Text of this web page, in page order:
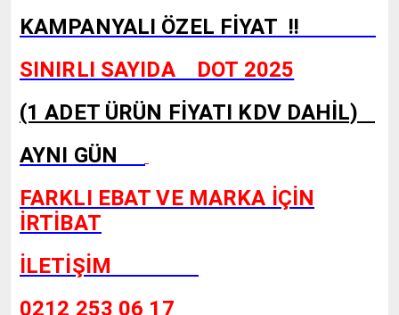
KAMPANYALI ÖZEL FİYAT !!
SINIRLI SAYIDA DOT 2025
(1 ADET ÜRÜN FİYATI KDV DAHİL)
AYNI GÜN
FARKLI EBAT VE MARKA İÇİN
İRTİBAT
İLETİŞİM
0212 253 06 17